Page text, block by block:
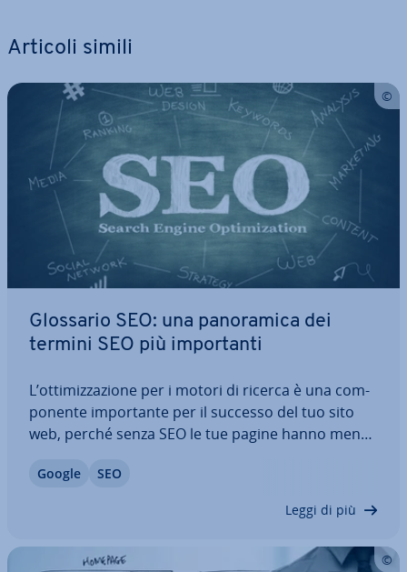
Articoli simili
Glossario SEO: una pa­no­ra­mi­ca dei
termini SEO più im­por­tan­ti
L’ot­ti­miz­za­zio­ne per i motori di ricerca è una com­
po­nen­te im­por­tan­te per il successo del tuo sito
web, perché senza SEO le tue pagine hanno meno
altri motori di ricerca. Tuttavia, i numerosi termini
Google SEO
Leggi di più